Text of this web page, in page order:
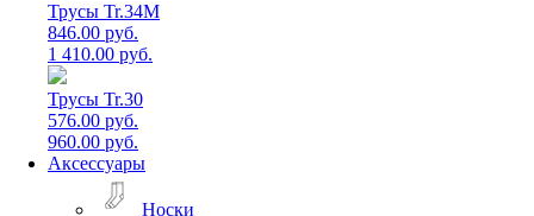
Трусы Tr.34M
846.00 руб.
1 410.00 руб.
Трусы Tr.30
576.00 руб.
960.00 руб.
Аксессуары
Носки